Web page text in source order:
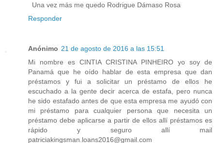
Una vez más me quedo Rodrigue Dámaso Rosa
Responder
Anónimo 21 de agosto de 2016 a las 15:51
Mi nombre es CINTIA CRISTINA PINHEIRO yo soy de
Panamá que he oído hablar de esta empresa que dan
préstamos y fui a solicitar un préstamo de ellos he
escuchado a la gente decir acerca de estafa, pero nunca
he sido estafado antes de que esta empresa me ayudó con
mi préstamo para cualquier persona que necesita un
préstamo debe aplicarse a partir de ellos allí préstamos es
rápido y seguro allí mail
patriciakingsman.loans2016@gmail.com